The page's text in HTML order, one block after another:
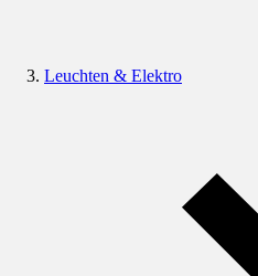
Leuchten & Elektro